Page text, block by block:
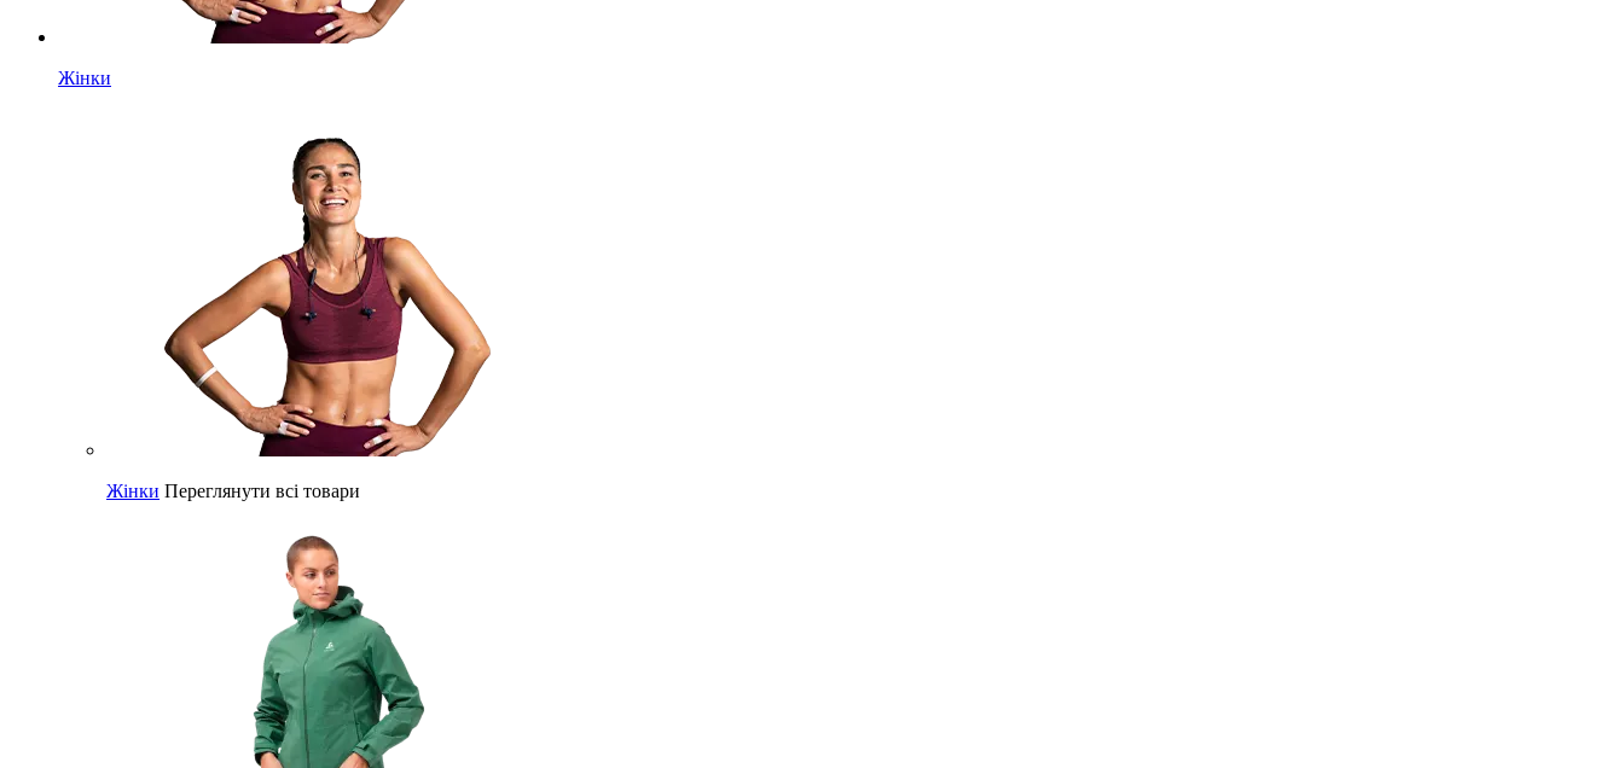
Жінки
Жінки Переглянути всі товари